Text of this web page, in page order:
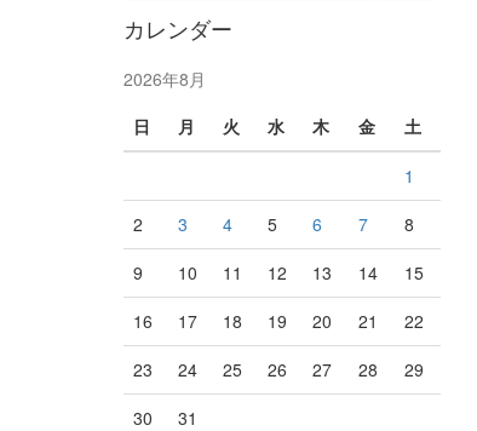
カレンダー
2026年8月
日
月 火 水 木 金 土
1
2
3 4 5 6 7
8
9
10 11 12 13 14
15
16
17 18 19 20 21
22
23
24 25 26 27 28
29
30
31